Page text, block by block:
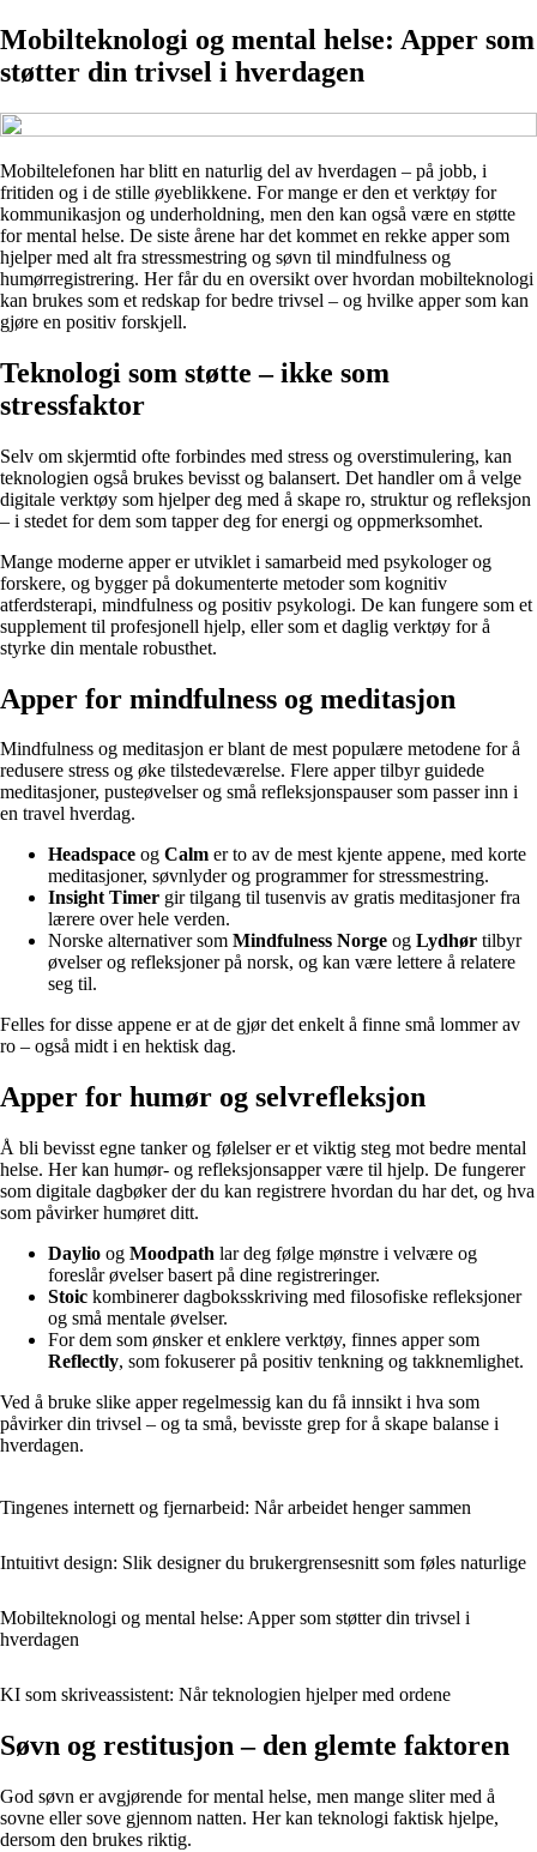
Mobilteknologi og mental helse: Apper som
støtter din trivsel i hverdagen
Mobiltelefonen har blitt en naturlig del av hverdagen – på jobb, i
fritiden og i de stille øyeblikkene. For mange er den et verktøy for
kommunikasjon og underholdning, men den kan også være en støtte
for mental helse. De siste årene har det kommet en rekke apper som
hjelper med alt fra stressmestring og søvn til mindfulness og
humørregistrering. Her får du en oversikt over hvordan mobilteknologi
kan brukes som et redskap for bedre trivsel – og hvilke apper som kan
gjøre en positiv forskjell.
Teknologi som støtte – ikke som
stressfaktor
Selv om skjermtid ofte forbindes med stress og overstimulering, kan
teknologien også brukes bevisst og balansert. Det handler om å velge
digitale verktøy som hjelper deg med å skape ro, struktur og refleksjon
– i stedet for dem som tapper deg for energi og oppmerksomhet.
Mange moderne apper er utviklet i samarbeid med psykologer og
forskere, og bygger på dokumenterte metoder som kognitiv
atferdsterapi, mindfulness og positiv psykologi. De kan fungere som et
supplement til profesjonell hjelp, eller som et daglig verktøy for å
styrke din mentale robusthet.
Apper for mindfulness og meditasjon
Mindfulness og meditasjon er blant de mest populære metodene for å
redusere stress og øke tilstedeværelse. Flere apper tilbyr guidede
meditasjoner, pusteøvelser og små refleksjonspauser som passer inn i
en travel hverdag.
Headspace og Calm er to av de mest kjente appene, med korte
meditasjoner, søvnlyder og programmer for stressmestring.
Insight Timer gir tilgang til tusenvis av gratis meditasjoner fra
lærere over hele verden.
Norske alternativer som Mindfulness Norge og Lydhør tilbyr
øvelser og refleksjoner på norsk, og kan være lettere å relatere
seg til.
Felles for disse appene er at de gjør det enkelt å finne små lommer av
ro – også midt i en hektisk dag.
Apper for humør og selvrefleksjon
Å bli bevisst egne tanker og følelser er et viktig steg mot bedre mental
helse. Her kan humør- og refleksjonsapper være til hjelp. De fungerer
som digitale dagbøker der du kan registrere hvordan du har det, og hva
som påvirker humøret ditt.
Daylio og Moodpath lar deg følge mønstre i velvære og
foreslår øvelser basert på dine registreringer.
Stoic kombinerer dagboksskriving med filosofiske refleksjoner
og små mentale øvelser.
For dem som ønsker et enklere verktøy, finnes apper som
Reflectly, som fokuserer på positiv tenkning og takknemlighet.
Ved å bruke slike apper regelmessig kan du få innsikt i hva som
påvirker din trivsel – og ta små, bevisste grep for å skape balanse i
hverdagen.
Tingenes internett og fjernarbeid: Når arbeidet henger sammen
Intuitivt design: Slik designer du brukergrensesnitt som føles naturlige
Mobilteknologi og mental helse: Apper som støtter din trivsel i
hverdagen
KI som skriveassistent: Når teknologien hjelper med ordene
Søvn og restitusjon – den glemte faktoren
God søvn er avgjørende for mental helse, men mange sliter med å
sovne eller sove gjennom natten. Her kan teknologi faktisk hjelpe,
dersom den brukes riktig.